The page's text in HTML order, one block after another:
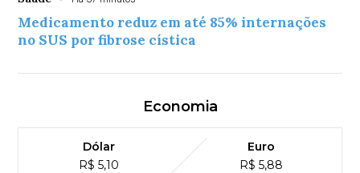
Medicamento reduz em até 85% internações
no SUS por fibrose cística
Economia
Dólar
R$ 5,10
Euro
R$ 5,88